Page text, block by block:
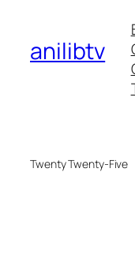
anilibtv
Twenty Twenty-Five